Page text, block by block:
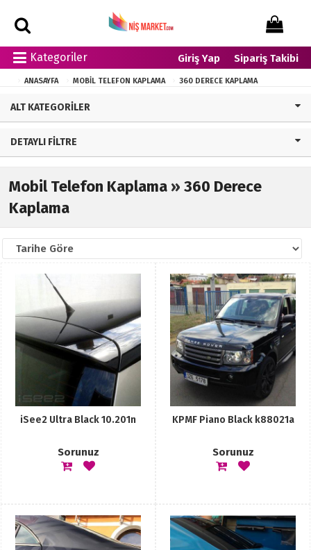
Kategoriler Giriş Yap Sipariş Takibi
ANASAYFA MOBIL TELEFON KAPLAMA 360 DERECE KAPLAMA
ALT KATEGORILER
DETAYLI FILTRE
Mobil Telefon Kaplama » 360 Derece
Kaplama
iSee2 Ultra Black 10.201n
Sorunuz
KPMF Piano Black k88021a
Sorunuz